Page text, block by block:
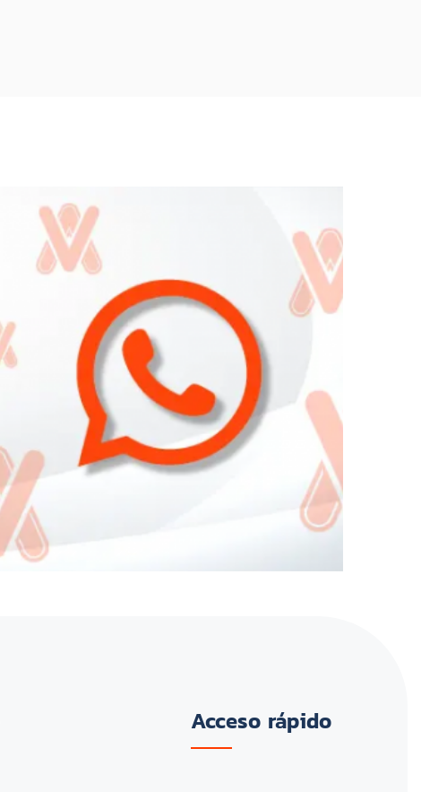
Acceso rápido